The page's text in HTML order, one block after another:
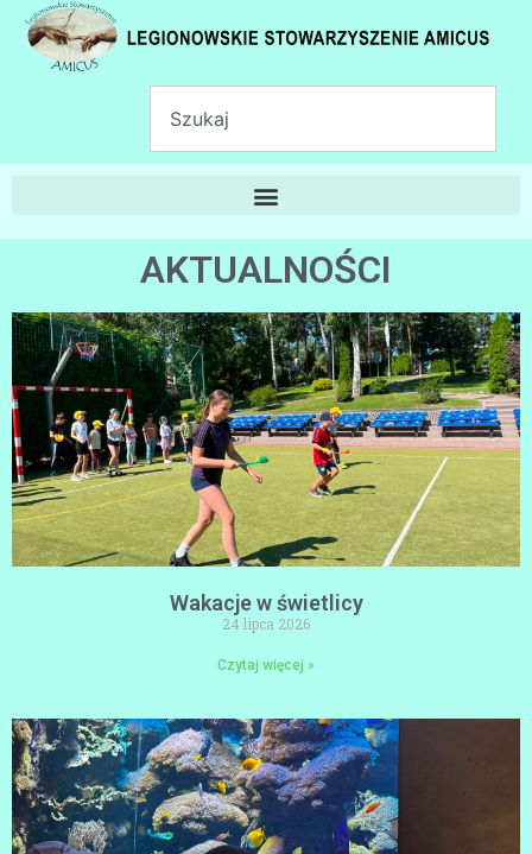
AKTUALNOŚCI
Wakacje w świetlicy
24 lipca 2026
Czytaj więcej »